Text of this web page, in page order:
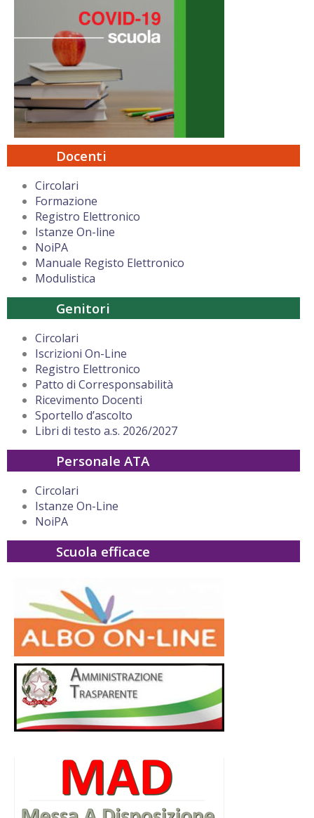
Docenti
Circolari
Formazione
Registro Elettronico
Istanze On-line
NoiPA
Manuale Registo Elettronico
Modulistica
Genitori
Circolari
Iscrizioni On-Line
Registro Elettronico
Patto di Corresponsabilità
Ricevimento Docenti
Sportello d’ascolto
Libri di testo a.s. 2026/2027
Personale ATA
Circolari
Istanze On-Line
NoiPA
Scuola efficace